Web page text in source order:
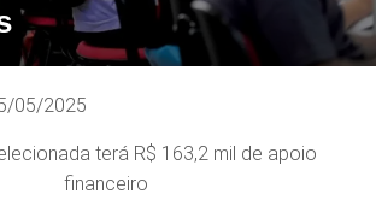
05/2025
terá R$ 163,2 mil de apoio
financeiro